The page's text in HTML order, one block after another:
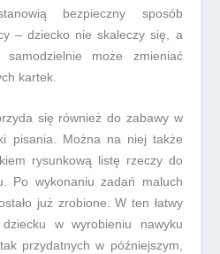
bezpieczny sposób
– dziecko nie skaleczy się, a
może zmieniać
kartek.
się również do zabawy w
pisania. Można na niej także
rysunkową listę rzeczy do
Po wykonaniu zadań maluch
już zrobione. W ten łatwy
w wyrobieniu nawyku
przydatnych w późniejszym,